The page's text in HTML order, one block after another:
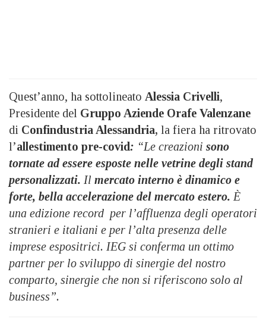
Quest’anno, ha sottolineato Alessia Crivelli,
Presidente del Gruppo Aziende Orafe Valenzane
di Confindustria Alessandria, la fiera ha ritrovato
l’allestimento pre-covid: “Le creazioni sono
tornate ad essere esposte nelle vetrine degli stand
personalizzati. Il mercato interno è dinamico e
forte, bella accelerazione del mercato estero. È
una edizione record per l’affluenza degli operatori
stranieri e italiani e per l’alta presenza delle
imprese espositrici. IEG si conferma un ottimo
partner per lo sviluppo di sinergie del nostro
comparto, sinergie che non si riferiscono solo al
business”.